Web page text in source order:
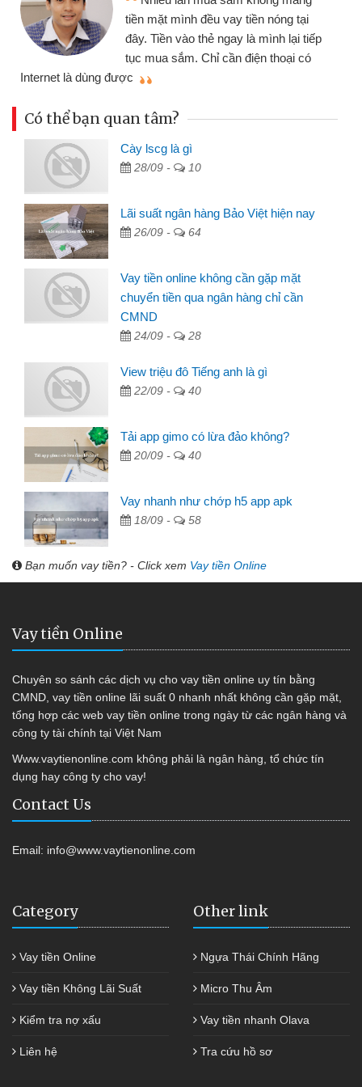
nhiều lúc cần vốn nhập hàng, nhờ biết
đến website qua bạn bè giới thiệu tôi
đã giải quyết được công việc của
Có thể bạn quan tâm?
Cày lscg là gì
28/09 - 10
Lãi suất ngân hàng Bảo Việt hiện nay
26/09 - 64
Vay tiền online không cần gặp mặt
chuyển tiền qua ngân hàng chỉ cần
CMND
24/09 - 28
View triệu đô Tiếng anh là gì
22/09 - 40
Tải app gimo có lừa đảo không?
20/09 - 40
Vay nhanh như chớp h5 app apk
18/09 - 58
Bạn muốn vay tiền? - Click xem Vay tiền Online
Vay tiền Online
Chuyên so sánh các dịch vụ cho vay tiền online uy tín bằng
CMND, vay tiền online lãi suất 0 nhanh nhất không cần gặp mặt,
tổng hợp các web vay tiền online trong ngày từ các ngân hàng và
công ty tài chính tại Việt Nam
Www.vaytienonline.com không phải là ngân hàng, tổ chức tín
dụng hay công ty cho vay!
Contact Us
Email: info@www.vaytienonline.com
Category
Vay tiền Online
Vay tiền Không Lãi Suất
Kiểm tra nợ xấu
Liên hệ
Other link
Ngựa Thái Chính Hãng
Micro Thu Âm
Vay tiền nhanh Olava
Tra cứu hồ sơ